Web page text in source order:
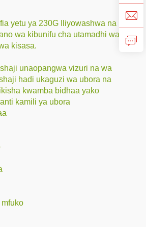
yetu ya 230G Iliyowashwa na
wa kibunifu cha utamadhi wa
kisasa.
unaopangwa vizuri na wa
hadi ukaguzi wa ubora na
kwamba bidhaa yako
kamili ya ubora